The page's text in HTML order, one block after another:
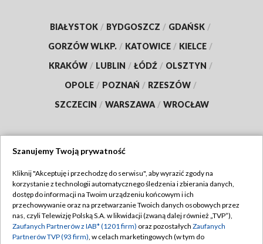
BIAŁYSTOK / BYDGOSZCZ / GDAŃSK /
GORZÓW WLKP. / KATOWICE / KIELCE /
KRAKÓW / LUBLIN / ŁÓDŹ / OLSZTYN /
OPOLE / POZNAŃ / RZESZÓW /
SZCZECIN / WARSZAWA / WROCŁAW
TVP
Abonament TVP
Emisja w TVP
Regulamin TVP
Polityka prywatności
Szanujemy Twoją prywatność
Kliknij "Akceptuję i przechodzę do serwisu", aby wyrazić zgody na
korzystanie z technologii automatycznego śledzenia i zbierania danych,
dostęp do informacji na Twoim urządzeniu końcowym i ich
przechowywanie oraz na przetwarzanie Twoich danych osobowych przez
nas, czyli Telewizję Polską S.A. w likwidacji (zwaną dalej również „TVP”),
Zaufanych Partnerów z IAB* (1201 firm) oraz pozostałych Zaufanych
Partnerów TVP (93 firm), w celach marketingowych (w tym do